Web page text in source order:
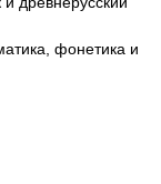
фонетика и